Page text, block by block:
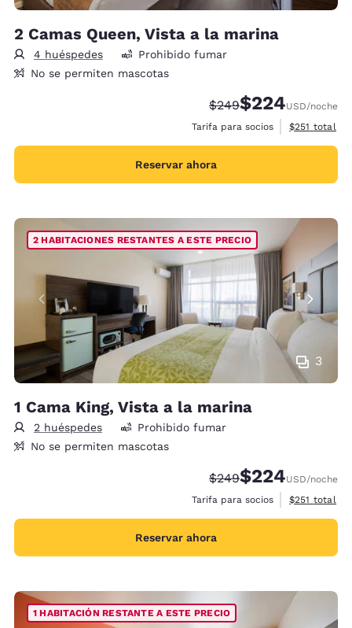
2 Camas Queen, Vista a la marina
4 huéspedes
Prohibido fumar
No se permiten mascotas
Precio tachado:
$249Precio con
$224USD/noche
Tarifa para socios
Ver detalles
$251 total
Reservar ahora
3
2 HABITACIONES RESTANTES A ESTE PRECIO
1 Cama King, Vista a la marina
2 huéspedes
Prohibido fumar
No se permiten mascotas
Precio tachado:
$249Precio con
$224USD/noche
Tarifa para socios
Ver detalles
$251 total
Reservar ahora
1 HABITACIÓN RESTANTE A ESTE PRECIO